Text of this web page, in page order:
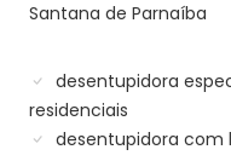
Santana de Parnaíba
desentupidora
residenciais
desentupidora com